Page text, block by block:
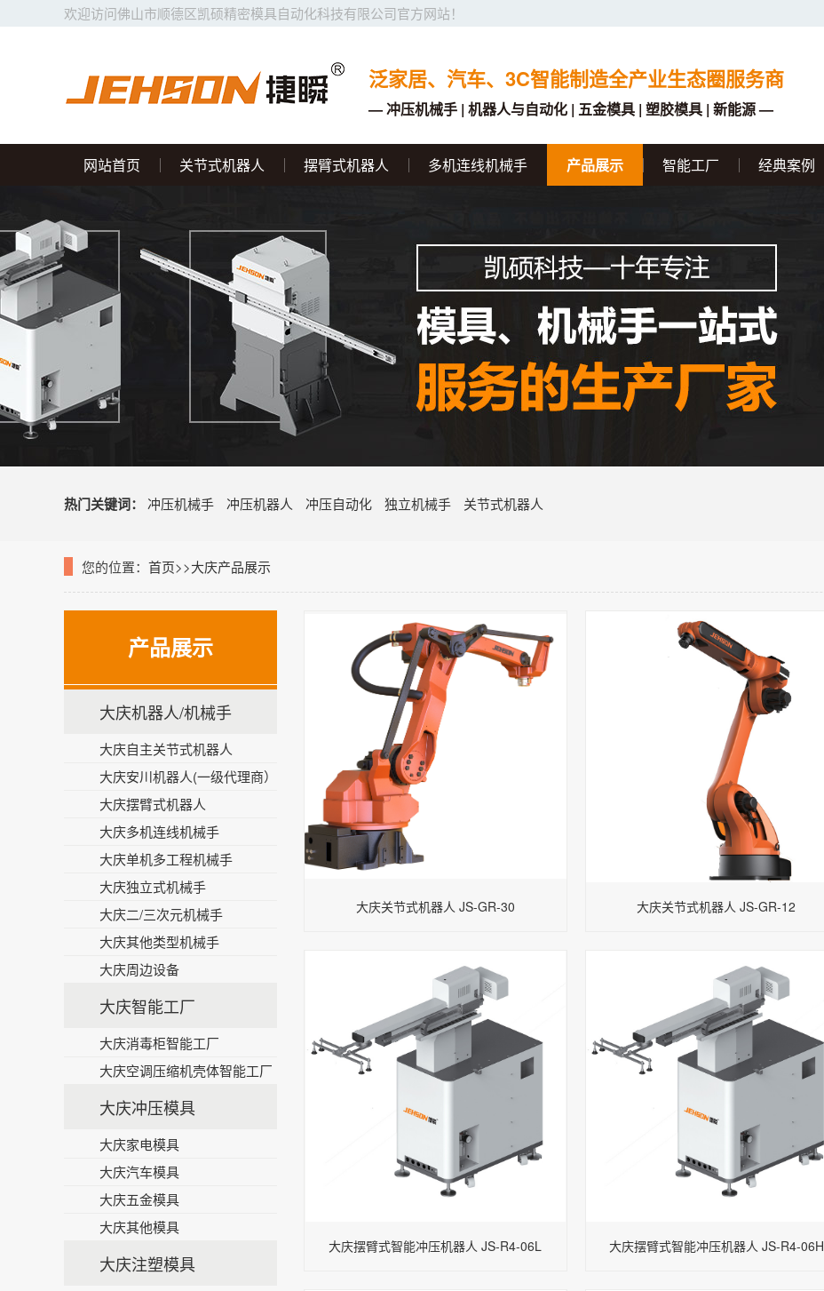
欢迎访问佛山市顺德区凯硕精密模具自动化科技有限公司官方网站！
泛家居、汽车、3C智能制造全产业生态圈服务商
— 冲压机械手 | 机器人与自动化 | 五金模具 | 塑胶模具 | 新能源 —
网站首页 关节式机器人 摆臂式机器人 多机连线机械手 产品展示 智能工厂 经典案例
热门关键词： 冲压机械手 冲压机器人 冲压自动化 独立机械手 关节式机器人
您的位置： 首页>>大庆产品展示
产品展示
大庆机器人/机械手
大庆自主关节式机器人
大庆安川机器人(一级代理商）
大庆摆臂式机器人
大庆多机连线机械手
大庆单机多工程机械手
大庆独立式机械手
大庆二/三次元机械手
大庆其他类型机械手
大庆周边设备
大庆智能工厂
大庆消毒柜智能工厂
大庆空调压缩机壳体智能工厂
大庆冲压模具
大庆家电模具
大庆汽车模具
大庆五金模具
大庆其他模具
大庆注塑模具
大庆关节式机器人 JS-GR-30 大庆关节式机器人 JS-GR-12
大庆摆臂式智能冲压机器人 JS-R4-06L 大庆摆臂式智能冲压机器人 JS-R4-06H